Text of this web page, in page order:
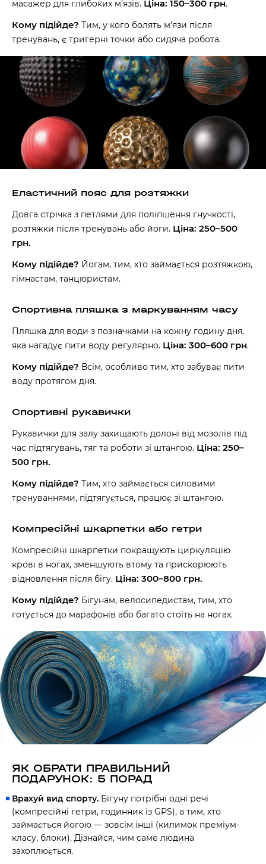
масажер для глибоких м’язів. Ціна: 150–300 грн.
Кому підійде? Тим, у кого болять м’язи після
тренувань, є тригерні точки або сидяча робота.
Еластичний пояс для розтяжки
Довга стрічка з петлями для поліпшення гнучкості,
розтяжки після тренувань або йоги. Ціна: 250–500
грн.
Кому підійде? Йогам, тим, хто займається розтяжкою,
гімнастам, танцюристам.
Спортивна пляшка з маркуванням часу
Пляшка для води з позначками на кожну годину дня,
яка нагадує пити воду регулярно. Ціна: 300–600 грн.
Кому підійде? Всім, особливо тим, хто забуває пити
воду протягом дня.
Спортивні рукавички
Рукавички для залу захищають долоні від мозолів під
час підтягувань, тяг та роботи зі штангою. Ціна: 250–
500 грн.
Кому підійде? Тим, хто займається силовими
тренуваннями, підтягується, працює зі штангою.
Компресійні шкарпетки або гетри
Компресійні шкарпетки покращують циркуляцію
крові в ногах, зменшують втому та прискорюють
відновлення після бігу. Ціна: 300–800 грн.
Кому підійде? Бігунам, велосипедистам, тим, хто
готується до марафонів або багато стоїть на ногах.
ЯК ОБРАТИ ПРАВИЛЬНИЙ
ПОДАРУНОК: 5 ПОРАД
Врахуй вид спорту. Бігуну потрібні одні речі
(компресійні гетри, годинник із GPS), а тим, хто
займається йогою — зовсім інші (килимок преміум-
класу, блоки). Дізнайся, чим саме людина
захоплюється.
Наше право на життя, свободу та
творчість вибороли ті, хто свої життя —
віддав.
Ми пам’ятаємо.